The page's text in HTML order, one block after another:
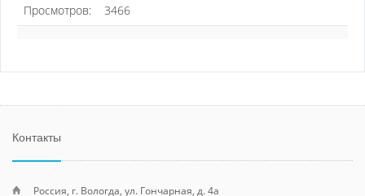
Просмотров:
3466
Контакты
Россия, г. Вологда, ул. Гончарная, д. 4а